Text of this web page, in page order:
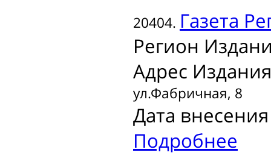
20404. Газета
Регион
Адрес
ул.Фабричная, 8
Дата
Подробнее